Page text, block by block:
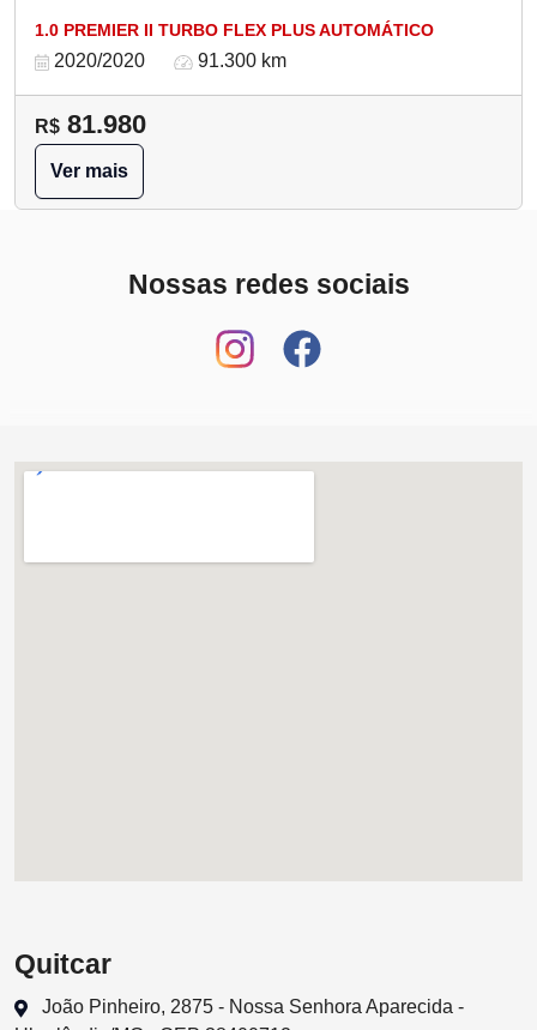
1.0 PREMIER II TURBO FLEX PLUS AUTOMÁTICO
2020/2020 91.300 km
R$ 81.980
Ver mais
Nossas redes sociais
Quitcar
João Pinheiro, 2875 - Nossa Senhora Aparecida -